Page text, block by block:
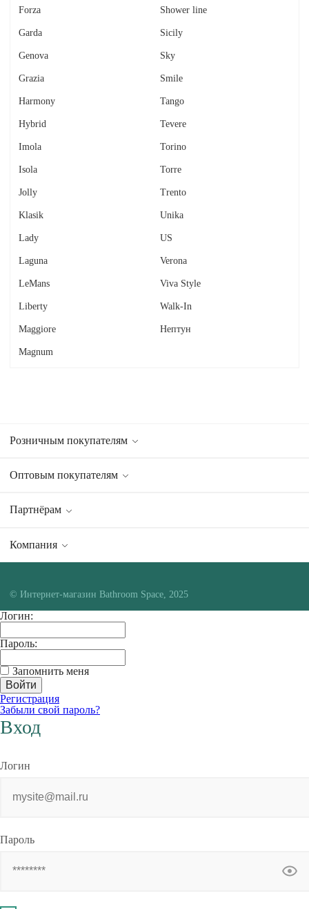
Forza
Garda
Genova
Grazia
Harmony
Hybrid
Imola
Isola
Jolly
Klasik
Lady
Laguna
LeMans
Liberty
Maggiore
Magnum
Shower line
Sicily
Sky
Smile
Tango
Tevere
Torino
Torre
Trento
Unika
US
Verona
Viva Style
Walk-In
Нептун
Розничным покупателям
Оптовым покупателям
Партнёрам
Компания
© Интернет-магазин Bathroom Space, 2025
Логин:
Пароль:
Запомнить меня
Регистрация
Забыли свой пароль?
Вход
Логин
Пароль